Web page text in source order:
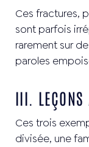
Ces fractures,
sont parfois
rarement sur
paroles
III. LEÇONS
Ces trois
divisée, une